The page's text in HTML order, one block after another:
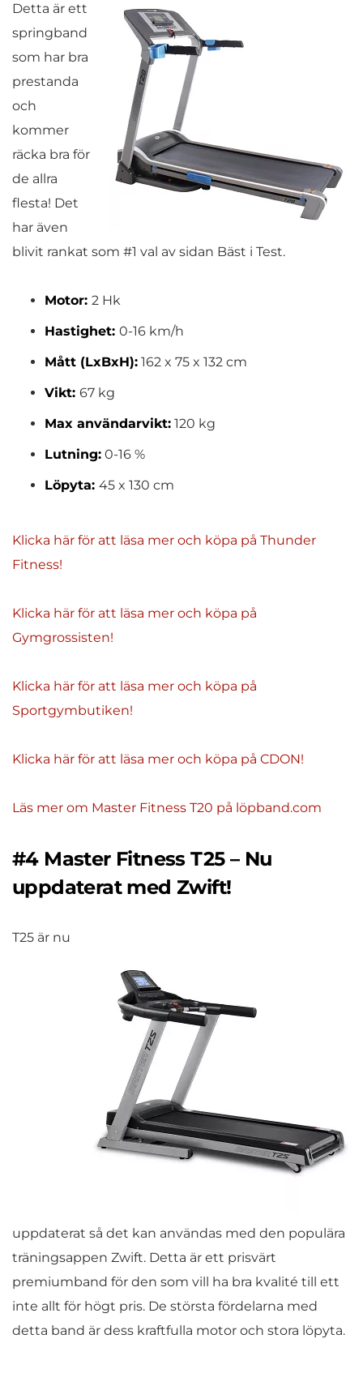
Detta är ett
springband
som har bra
prestanda
och
kommer
räcka bra för
de allra
flesta! Det
har även
blivit rankat som #1 val av sidan Bäst i Test.
Motor: 2 Hk
Hastighet: 0-16 km/h
Mått (LxBxH): 162 x 75 x 132 cm
Vikt: 67 kg
Max användarvikt: 120 kg
Lutning: 0-16 %
Löpyta: 45 x 130 cm
Klicka här för att läsa mer och köpa på Thunder
Fitness!
Klicka här för att läsa mer och köpa på
Gymgrossisten!
Klicka här för att läsa mer och köpa på
Sportgymbutiken!
Klicka här för att läsa mer och köpa på CDON!
Läs mer om Master Fitness T20 på löpband.com
#4 Master Fitness T25 – Nu
uppdaterat med Zwift!
T25 är nu
uppdaterat så det kan användas med den populära
träningsappen Zwift. Detta är ett prisvärt
premiumband för den som vill ha bra kvalité till ett
inte allt för högt pris. De största fördelarna med
detta band är dess kraftfulla motor och stora löpyta.